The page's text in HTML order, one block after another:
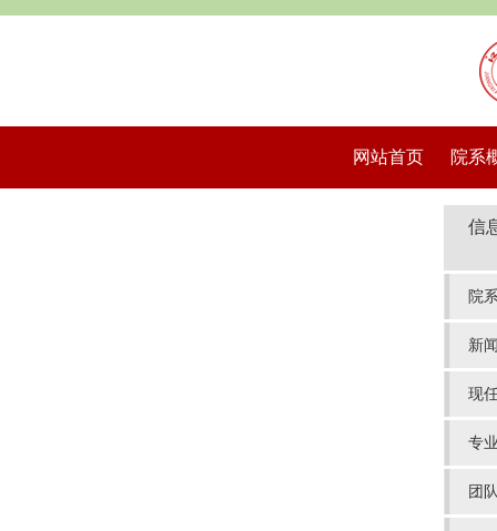
网站首页 院系
信
院
新
现
专
团